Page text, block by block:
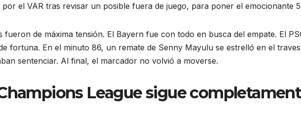
el VAR tras revisar un posible fuera de juego, para poner el emocionante
fueron de máxima tensión. El Bayern fue con todo en busca del empate. El
fortuna. En el minuto 86, un remate de Senny Mayulu se estrelló en el
sentenciar. Al final, el marcador no volvió a moverse.
League sigue